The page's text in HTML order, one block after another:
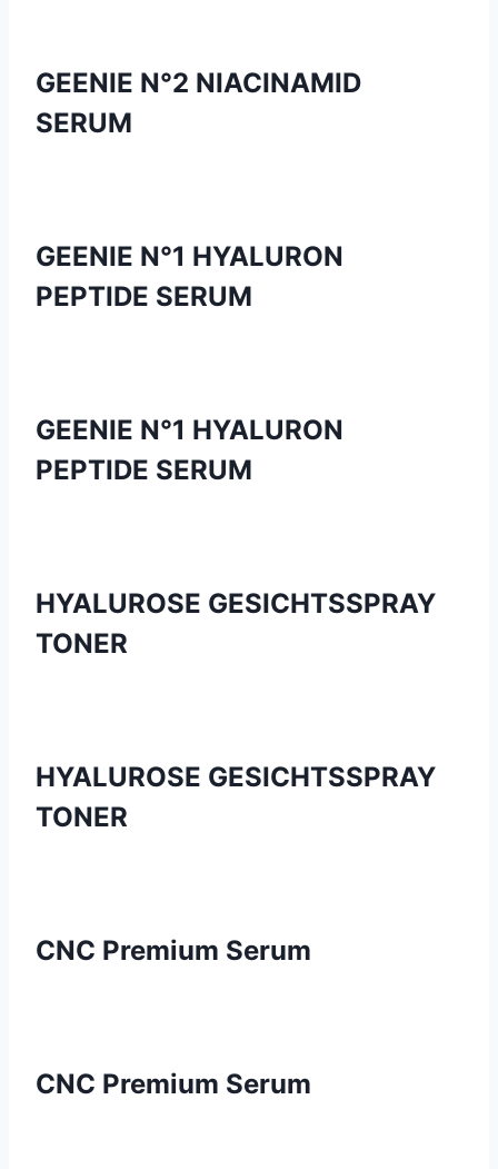
GEENIE N°2 NIACINAMID
SERUM
GEENIE N°1 HYALURON
PEPTIDE SERUM
GEENIE N°1 HYALURON
PEPTIDE SERUM
HYALUROSE GESICHTSSPRAY
TONER
HYALUROSE GESICHTSSPRAY
TONER
CNC Premium Serum
CNC Premium Serum